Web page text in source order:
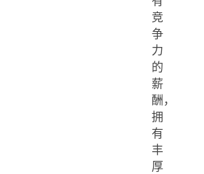
竞
争
力
的
薪
酬，
拥
有
丰
厚